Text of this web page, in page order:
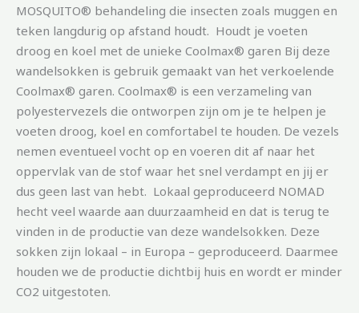
MOSQUITO® behandeling die insecten zoals muggen en
teken langdurig op afstand houdt. Houdt je voeten
droog en koel met de unieke Coolmax® garen Bij deze
wandelsokken is gebruik gemaakt van het verkoelende
Coolmax® garen. Coolmax® is een verzameling van
polyestervezels die ontworpen zijn om je te helpen je
voeten droog, koel en comfortabel te houden. De vezels
nemen eventueel vocht op en voeren dit af naar het
oppervlak van de stof waar het snel verdampt en jij er
dus geen last van hebt. Lokaal geproduceerd NOMAD
hecht veel waarde aan duurzaamheid en dat is terug te
vinden in de productie van deze wandelsokken. Deze
sokken zijn lokaal – in Europa – geproduceerd. Daarmee
houden we de productie dichtbij huis en wordt er minder
CO2 uitgestoten.